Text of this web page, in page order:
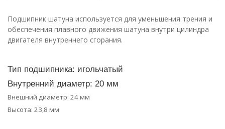
Подшипник шатуна используется для уменьшения трения и
обеспечения плавного движения шатуна внутри цилиндра
двигателя внутреннего сгорания.
Тип подшипника: игольчатый
Внутренний диаметр: 20 мм
Внешний диаметр: 24 мм
Высота: 23,8 мм